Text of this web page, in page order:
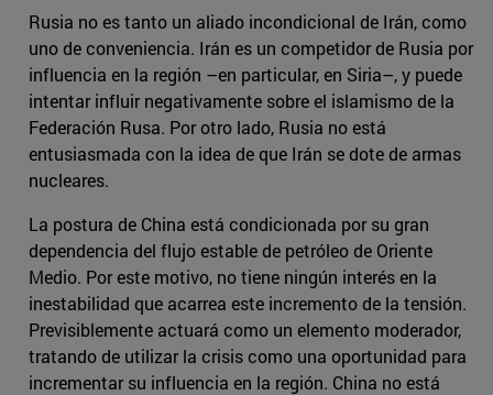
Rusia no es tanto un aliado incondicional de Irán, como
uno de conveniencia. Irán es un competidor de Rusia por
influencia en la región –en particular, en Siria–, y puede
intentar influir negativamente sobre el islamismo de la
Federación Rusa. Por otro lado, Rusia no está
entusiasmada con la idea de que Irán se dote de armas
nucleares.
La postura de China está condicionada por su gran
dependencia del flujo estable de petróleo de Oriente
Medio. Por este motivo, no tiene ningún interés en la
inestabilidad que acarrea este incremento de la tensión.
Previsiblemente actuará como un elemento moderador,
tratando de utilizar la crisis como una oportunidad para
incrementar su influencia en la región. China no está